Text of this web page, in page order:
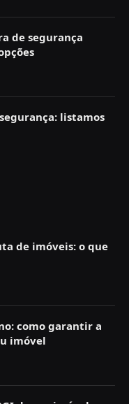
de segurança
listamos
de imóveis: o que
como garantir a
imóvel